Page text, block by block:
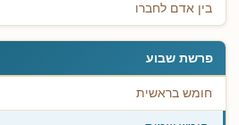
בין אדם לחברו
פרשת שבוע
חומש בראשית